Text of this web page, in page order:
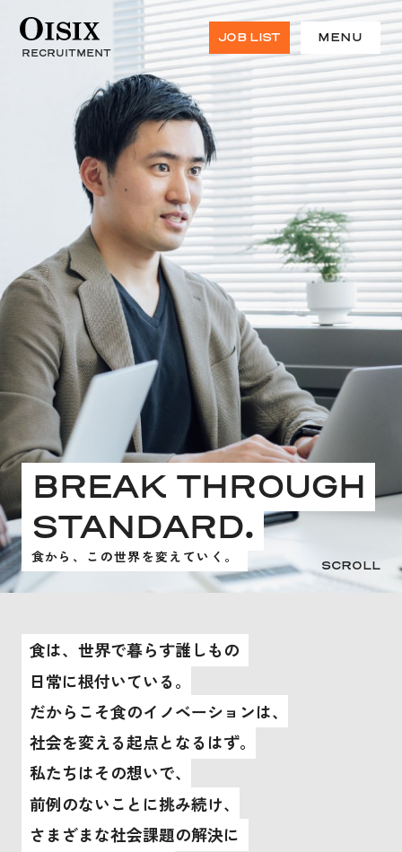
RECRUITMENT
JOB LIST MENU
HOME
TOP MESSAGE
BUSINESS
私たちの特徴と強み
食の未来を創る事業
グローバル展開
環境への取り組み
CULTURE
カルチャー
キャリア開発
働き方と福利厚生
オフィス紹介
JOB LIST
キャリア採用 新卒採用
Oidig
SCROLL
BREAK THROUGH
STANDARD.
食から、この世界を変えていく。
食は、世界で暮らす誰しもの
日常に根付いている。
だからこそ食のイノベーションは、
社会を変える起点となるはず。
私たちはその想いで、
前例のないことに挑み続け、
さまざまな社会課題の解決に